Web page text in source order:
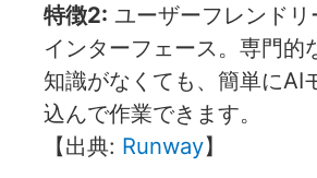
特徴2: ユーザーフレンド
インターフェース。専門的
知識がなくても、簡単にAI
込んで作業できます。
【出典: Runway】